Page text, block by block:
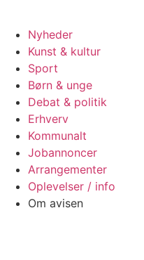
Nyheder
Kunst & kultur
Sport
Børn & unge
Debat & politik
Erhverv
Kommunalt
Jobannoncer
Arrangementer
Oplevelser / info
Om avisen